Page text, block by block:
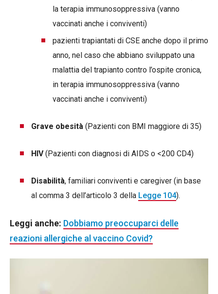
la terapia immunosoppressiva (vanno
vaccinati anche i conviventi)
pazienti trapiantati di CSE anche dopo il primo
anno, nel caso che abbiano sviluppato una
malattia del trapianto contro l’ospite cronica,
in terapia immunosoppressiva (vanno
vaccinati anche i conviventi)
Grave obesità (Pazienti con BMI maggiore di 35)
HIV(Pazienti con diagnosi di AIDS o <200 CD4)
Disabilità, familiari conviventi e caregiver (in base
al comma 3 dell’articolo 3 della Legge 104).
Leggi anche: Dobbiamo preoccuparci delle
reazioni allergiche al vaccino Covid?